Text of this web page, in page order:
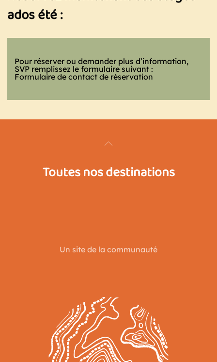
ados été :
Pour réserver ou demander plus d’information,
SVP remplissez le formulaire suivant :
Formulaire de contact de réservation
Toutes nos destinations
Un site de la communauté